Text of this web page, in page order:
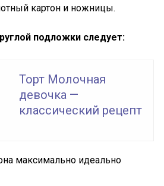
картон и ножницы.
подложки следует:
Торт Молочная
девочка —
классический рецепт
максимально идеально